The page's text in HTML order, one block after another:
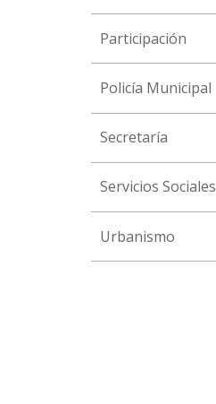
Participación
Policía Municipal
Secretaría
Servicios Sociales
Urbanismo